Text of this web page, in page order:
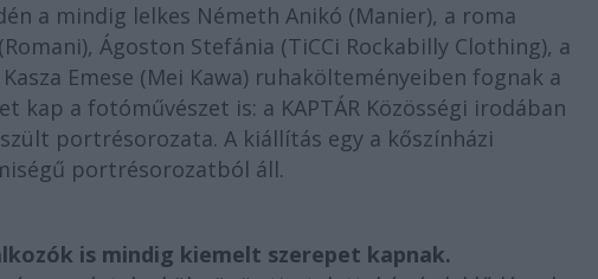
a mindig lelkes Németh Anikó (Manier), a roma
Ágoston Stefánia (TiCCi Rockabilly Clothing), a
Emese (Mei Kawa) ruhakölteményeiben fognak a
a fotóművészet is: a KAPTÁR Közösségi irodában
portrésorozata. A kiállítás egy a kőszínházi
portrésorozatból áll.
is mindig kiemelt szerepet kapnak.